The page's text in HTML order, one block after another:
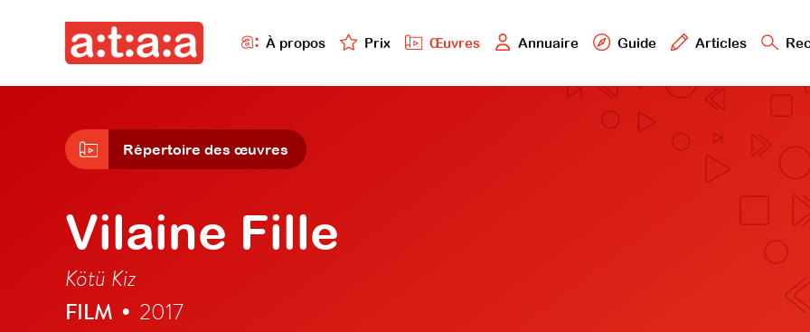
À propos Prix Œuvres Annuaire Guide Articles
Répertoire des œuvres
Vilaine Fille
Kötü Kiz
FILM • 2017